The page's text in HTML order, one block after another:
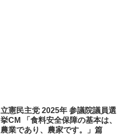
立憲民主党 2025年 参議院議員選
挙CM 「食料安全保障の基本は、
農業であり、農家です。」篇